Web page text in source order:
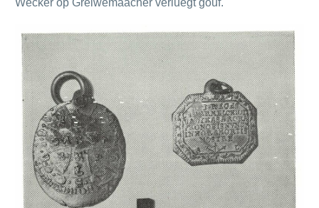
Wecker op Gréiwemaacher verluegt gouf.